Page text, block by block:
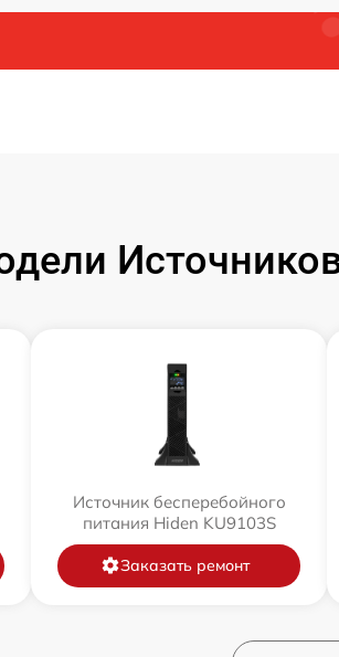
Источник бесперебойного
питания Hiden KU9103S
Заказать ремонт